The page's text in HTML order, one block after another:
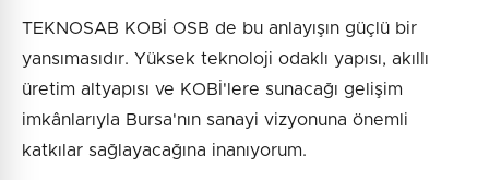
TEKNOSAB KOBİ OSB de bu anlayışın güçlü bir
yansımasıdır. Yüksek teknoloji odaklı yapısı, akıllı
üretim altyapısı ve KOBİ'lere sunacağı gelişim
imkânlarıyla Bursa'nın sanayi vizyonuna önemli
katkılar sağlayacağına inanıyorum.